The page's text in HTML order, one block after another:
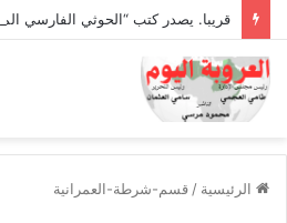
قريبا. يصدر كتب “الحوثي الفارسي
الرئيسية / قسم-شرطة-العمرانية